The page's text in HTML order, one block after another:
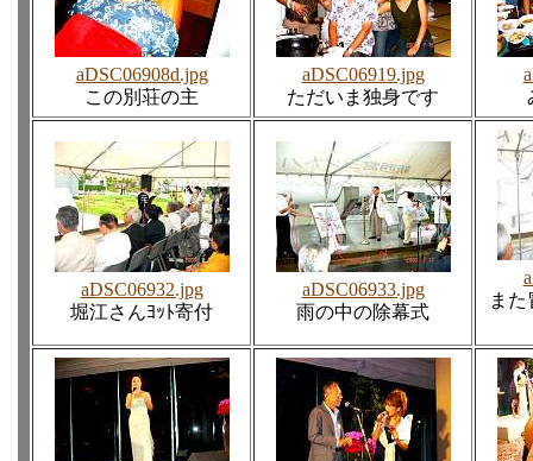
aDSC06908d.jpg
この別荘の主
aDSC06919.jpg
ただいま独身です
aDSC06932.jpg
堀江さんﾖｯﾄ寄付
aDSC06933.jpg
雨の中の除幕式
ま